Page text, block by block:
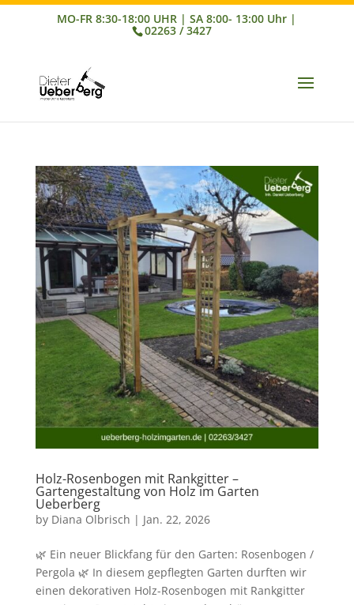
02263 / 3427
Holz-Rosenbogen mit Rankgitter –
Gartengestaltung von Holz im Garten
Ueberberg
by Diana Olbrisch | Jan. 22, 2026
🌿 Ein neuer Blickfang für den Garten: Rosenbogen /
Pergola 🌿 In diesem gepflegten Garten durften wir
einen dekorativen Holz-Rosenbogen mit Rankgitter